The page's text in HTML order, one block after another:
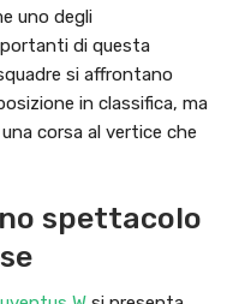
uno degli
di questa
si affrontano
in classifica, ma
corsa al vertice che
spettacolo